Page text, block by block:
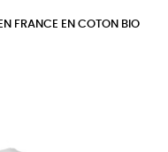
FRANCE EN COTON BIO